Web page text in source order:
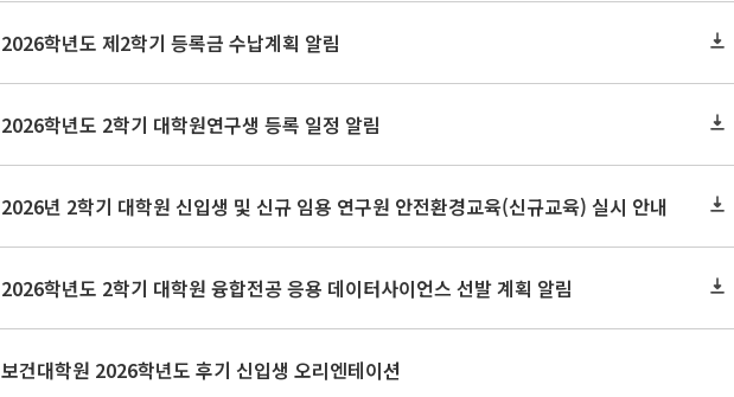
2026학년도 제2학기 등록금 수납계획 알림
2026학년도 2학기 대학원연구생 등록 일정 알림
2026년 2학기 대학원 신입생 및 신규 임용 연구원 안전환경교육(신규교육) 실시 안내
2026학년도 2학기 대학원 융합전공 응용 데이터사이언스 선발 계획 알림
보건대학원 2026학년도 후기 신입생 오리엔테이션